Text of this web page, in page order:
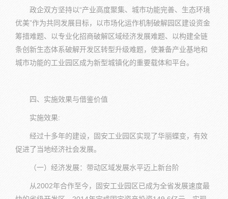
政企双方坚持以“产业高度聚集、城市功能完善、生态环境
优美”作为共同发展目标，以市场化运作机制破解园区建设资金
筹措难题、以专业化招商破解区域经济发展难题、以构建全链
条创新生态体系破解开发区转型升级难题，使兼备产业基地和
城市功能的工业园区成为新型城镇化的重要载体和平台。
四、实施效果与借鉴价值
实施效果:
经过十多年的建设，固安工业园区实现了华丽蝶变，有效
促进了当地经济社会发展。
（一）经济发展：带动区域发展水平迈上新台阶
从2002年合作至今，固安工业园区已成为全省发展速度最